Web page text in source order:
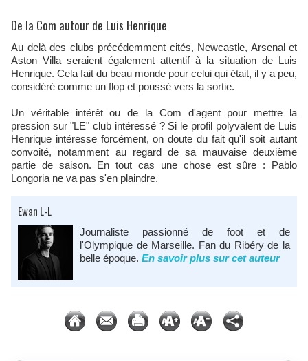
De la Com autour de Luis Henrique
Au delà des clubs précédemment cités, Newcastle, Arsenal et
Aston Villa seraient également attentif à la situation de Luis
Henrique. Cela fait du beau monde pour celui qui était, il y a peu,
considéré comme un flop et poussé vers la sortie.
Un véritable intérêt ou de la Com d'agent pour mettre la
pression sur "LE" club intéressé ? Si le profil polyvalent de Luis
Henrique intéresse forcément, on doute du fait qu'il soit autant
convoité, notamment au regard de sa mauvaise deuxième
partie de saison. En tout cas une chose est sûre : Pablo
Longoria ne va pas s'en plaindre.
Ewan L-L
Journaliste passionné de foot et de
l'Olympique de Marseille. Fan du Ribéry de la
belle époque. En savoir plus sur cet auteur